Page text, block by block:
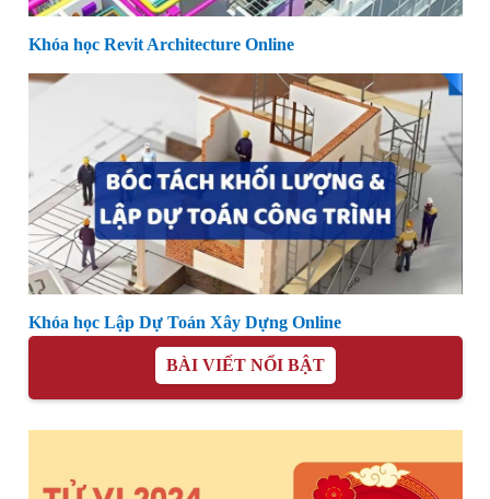
Khóa học Revit Architecture Online
Khóa học Lập Dự Toán Xây Dựng Online
BÀI VIẾT NỔI BẬT